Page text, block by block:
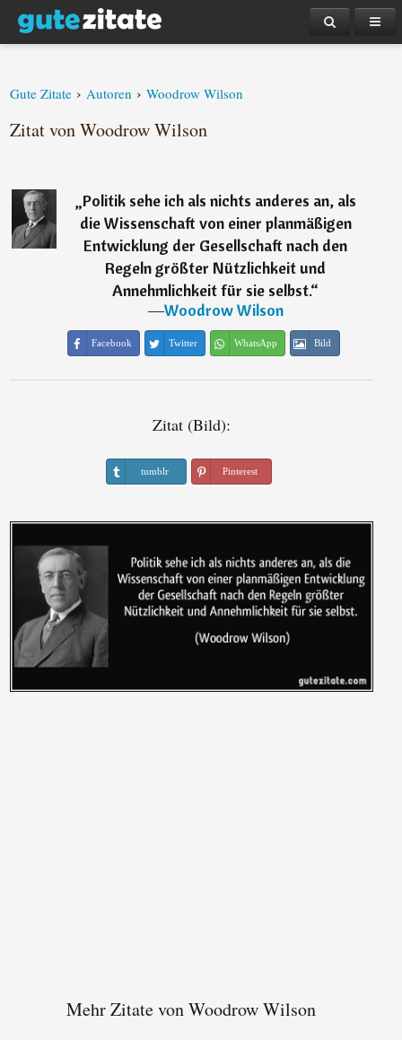
Gute Zitate › Autoren › Woodrow Wilson
Zitat von Woodrow Wilson
„Politik sehe ich als nichts anderes an, als
die Wissenschaft von einer planmäßigen
Entwicklung der Gesellschaft nach den
Regeln größter Nützlichkeit und
Annehmlichkeit für sie selbst.“
―Woodrow Wilson
Facebook Twitter WhatsApp Bild
Zitat (Bild):
tumblr Pinterest
Mehr Zitate von Woodrow Wilson